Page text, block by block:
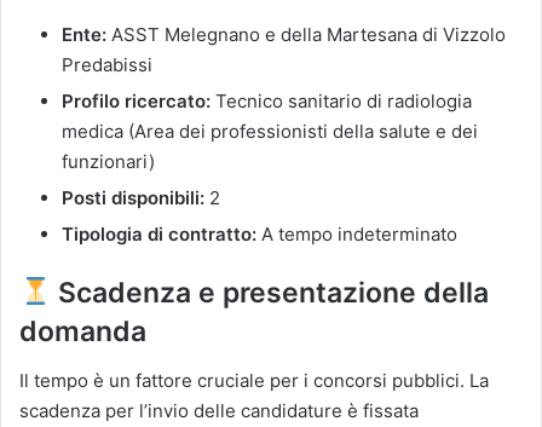
Ente: ASST Melegnano e della Martesana di Vizzolo
Predabissi
Profilo ricercato: Tecnico sanitario di radiologia
medica (Area dei professionisti della salute e dei
funzionari)
Posti disponibili: 2
Tipologia di contratto: A tempo indeterminato
Scadenza e presentazione della
domanda
Il tempo è un fattore cruciale per i concorsi pubblici. La
scadenza per l’invio delle candidature è fissata